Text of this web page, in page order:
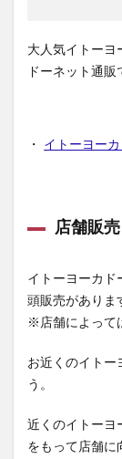
大人気イトーヨ
ドーネット通販
・ イトーヨー
店舗販売
イトーヨーカド
頭販売がありま
※店舗によって
お近くのイトー
う。
近くのイトーヨ
をもって店舗に